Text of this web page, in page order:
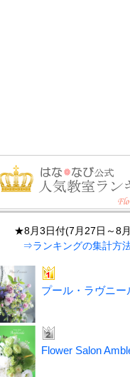
★8月3日付(7月27日～8
⇒ランキングの集計方
プール・ラヴニー
Flower Salon